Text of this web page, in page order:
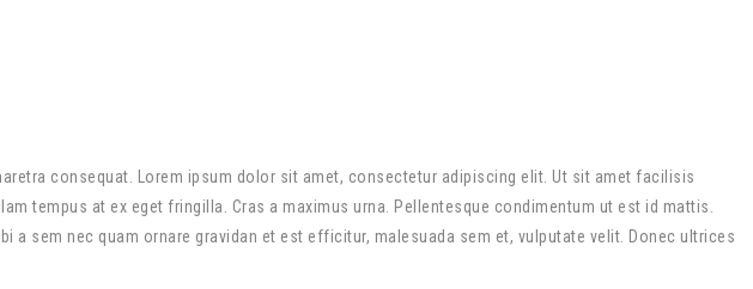
consequat. Lorem ipsum dolor sit amet, consectetur adipiscing elit. Ut sit amet facilisis
tempus at ex eget fringilla. Cras a maximus urna. Pellentesque condimentum ut est id mattis.
sem nec quam ornare gravidan et est efficitur, malesuada sem et, vulputate velit. Donec ultrices